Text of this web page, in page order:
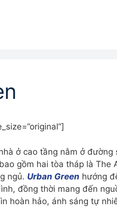
ở cao tầng nằm ở đường
gồm hai tòa tháp là The
ngủ. Urban Green hướng
đồng thời mang đến
hoàn hảo, ánh sáng tự